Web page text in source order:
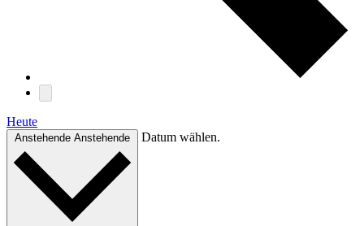
Heute
Anstehende Anstehende Datum wählen.